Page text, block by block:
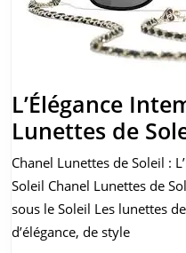
L’Élégance
Lunettes de
Chanel Lunettes de Soleil :
Soleil Chanel Lunettes de
sous le Soleil Les lunettes
d’élégance, de style